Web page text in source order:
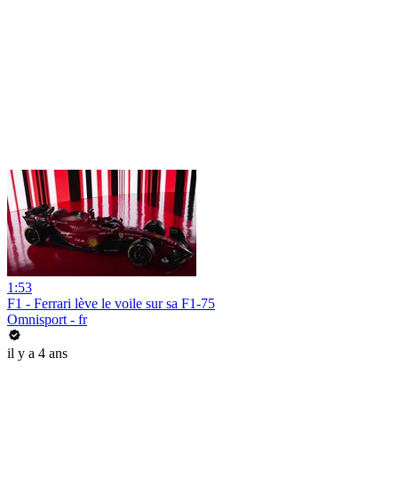
1:53
F1 - Ferrari lève le voile sur sa F1-75
Omnisport - fr
il y a 4 ans